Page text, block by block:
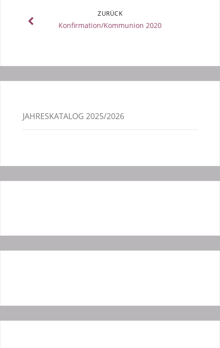
ZURÜCK
Konfirmation/Kommunion 2020
JAHRESKATALOG 2025/2026